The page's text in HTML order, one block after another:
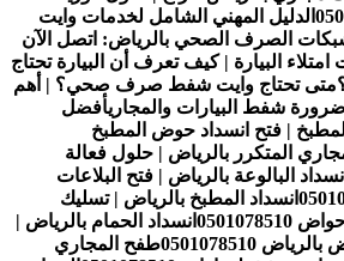
الدليل المهني الشامل لخدمات وايت
الصرف الصحي بالرياض: اتصل الآن
امتلاء البيارة | كيف تعرف أن البيارة تحتاج
متى تحتاج وايت شفط صرف صحي؟ | أهم
شفط البيارات والمجاريأفضل
| فتح انسداد حوض المطبخ
المتكرر بالرياض | حلول فعالة
البالوعة بالرياض | فتح البلاعات
انسداد المطبخ بالرياض | تسليك
انسداد الحمام بالرياض |
0501078510
طفح المجاري